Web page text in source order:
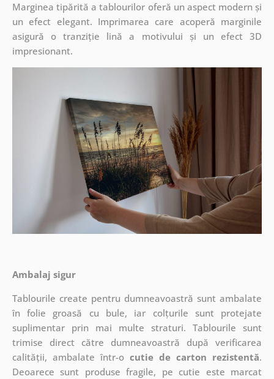
Marginea tipărită a tablourilor oferă un aspect modern și
un efect elegant. Imprimarea care acoperă marginile
asigură o tranziție lină a motivului și un efect 3D
impresionant.
Ambalaj sigur
Tablourile create pentru dumneavoastră sunt ambalate
în folie groasă cu bule, iar colțurile sunt protejate
suplimentar prin mai multe straturi.Tablourile sunt
trimise direct către dumneavoastră după verificarea
calității, ambalate într-o cutie de carton rezistentă.
Deoarece sunt produse fragile, pe cutie este marcat